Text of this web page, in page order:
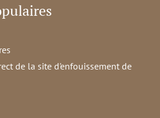
de la site d'enfouissement de